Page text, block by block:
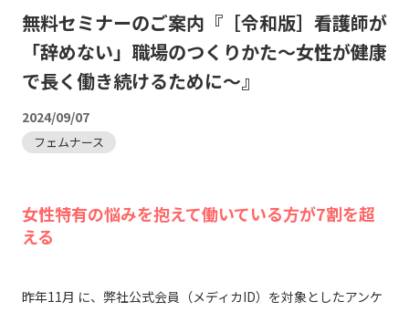
無料セミナーのご案内『［令和版］看護師が
「辞めない」職場のつくりかた～女性が健康
で長く働き続けるために～』
2024/09/07
フェムナース
女性特有の悩みを抱えて働いている方が7割を超
える
昨年11月 に、弊社公式会員（メディカID）を対象としたアンケ